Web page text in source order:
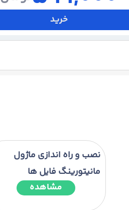
خرید
نصب و راه اندازی ماژول
مانیتورینگ فایل ها
مشاهده